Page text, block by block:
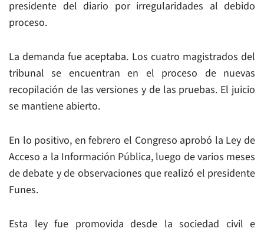
presidente del diario por irregularidades al debido
proceso.
La demanda fue aceptaba. Los cuatro magistrados del
tribunal se encuentran en el proceso de nuevas
recopilación de las versiones y de las pruebas. El juicio
se mantiene abierto.
En lo positivo, en febrero el Congreso aprobó la Ley de
Acceso a la Información Pública, luego de varios meses
de debate y de observaciones que realizó el presidente
Funes.
Esta ley fue promovida desde la sociedad civil e